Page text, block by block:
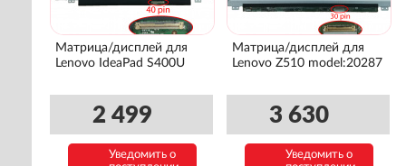
Матрица/дисплей для
Lenovo IdeaPad S400U
2 499
Уведомить о
Матрица/дисплей для
Lenovo Z510 model:20287
3 630
Уведомить о